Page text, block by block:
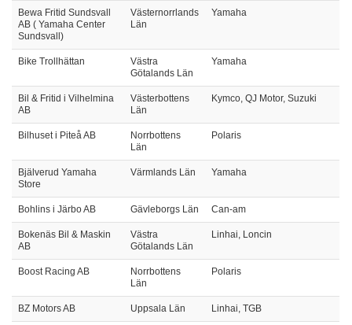
Bewa Fritid Sundsvall
AB ( Yamaha Center
Sundsvall)
Västernorrlands
Län
Yamaha
Bike Trollhättan
Västra
Götalands Län
Yamaha
Bil & Fritid i Vilhelmina
AB
Västerbottens
Län
Kymco, QJ Motor, Suzuki
Bilhuset i Piteå AB
Norrbottens
Län
Polaris
Bjälverud Yamaha
Store
Värmlands Län Yamaha
Bohlins i Järbo AB Gävleborgs Län Can-am
Bokenäs Bil & Maskin
AB
Västra
Götalands Län
Linhai, Loncin
Boost Racing AB
Norrbottens
Län
Polaris
BZ Motors AB Uppsala Län Linhai, TGB